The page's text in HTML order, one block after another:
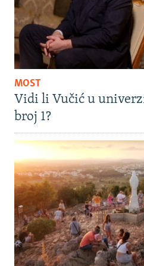
MOST
Vidi li Vučić u
broj 1?